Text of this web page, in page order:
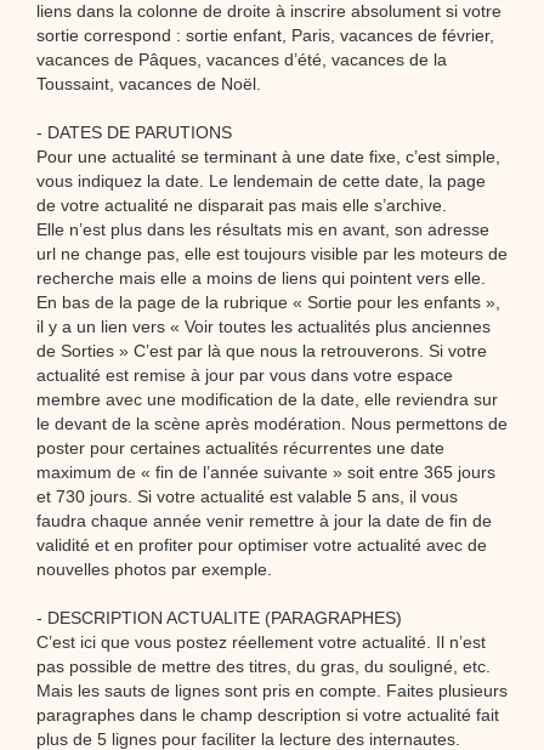
liens dans la colonne de droite à inscrire absolument si votre
sortie correspond : sortie enfant, Paris, vacances de février,
vacances de Pâques, vacances d’été, vacances de la
Toussaint, vacances de Noël.
- DATES DE PARUTIONS
Pour une actualité se terminant à une date fixe, c’est simple,
vous indiquez la date. Le lendemain de cette date, la page
de votre actualité ne disparait pas mais elle s’archive.
Elle n’est plus dans les résultats mis en avant, son adresse
url ne change pas, elle est toujours visible par les moteurs de
recherche mais elle a moins de liens qui pointent vers elle.
En bas de la page de la rubrique « Sortie pour les enfants »,
il y a un lien vers « Voir toutes les actualités plus anciennes
de Sorties » C’est par là que nous la retrouverons. Si votre
actualité est remise à jour par vous dans votre espace
membre avec une modification de la date, elle reviendra sur
le devant de la scène après modération. Nous permettons de
poster pour certaines actualités récurrentes une date
maximum de « fin de l’année suivante » soit entre 365 jours
et 730 jours. Si votre actualité est valable 5 ans, il vous
faudra chaque année venir remettre à jour la date de fin de
validité et en profiter pour optimiser votre actualité avec de
nouvelles photos par exemple.
- DESCRIPTION ACTUALITE (PARAGRAPHES)
C’est ici que vous postez réellement votre actualité. Il n’est
pas possible de mettre des titres, du gras, du souligné, etc.
Mais les sauts de lignes sont pris en compte. Faites plusieurs
paragraphes dans le champ description si votre actualité fait
plus de 5 lignes pour faciliter la lecture des internautes.